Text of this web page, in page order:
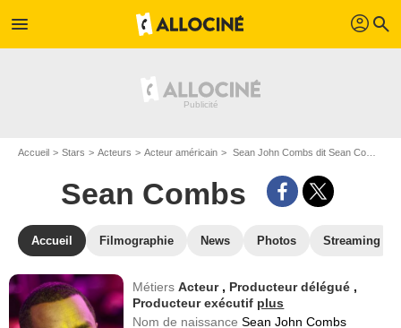
menu profil search
Accueil Stars Acteurs Acteur américain Sean John Combs dit Sean Combs
Sean Combs
Accueil Filmographie News Photos Streaming
MétiersActeur , Producteur délégué ,
Producteur exécutif plus
Nom de naissanceSean John Combs